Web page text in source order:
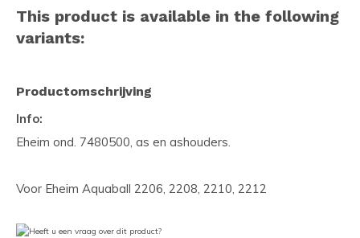
This product is available in the following
variants:
Productomschrijving
Info:
Eheim ond. 7480500, as en ashouders.
Voor Eheim Aquaball 2206, 2208, 2210, 2212